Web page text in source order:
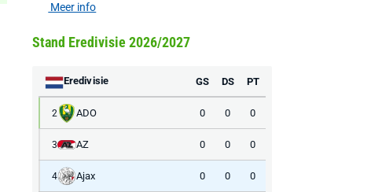
Meer info
Stand Eredivisie 2026/2027
Eredivisie GS DS PT
2 ADO 0 0 0
3 AZ 0 0 0
4 Ajax 0 0 0